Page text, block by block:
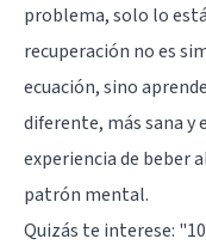
problema, solo lo
recuperación no es
ecuación, sino
diferente, más sana y
experiencia de beber
patrón mental.
Quizás te interese: